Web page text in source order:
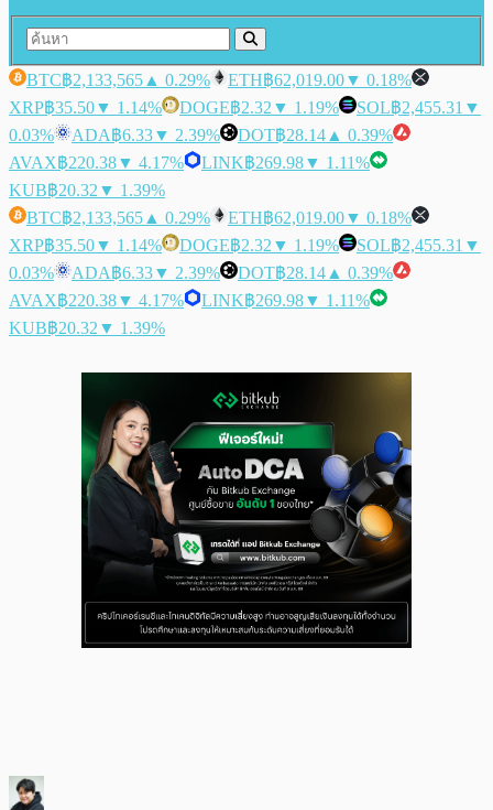
BTC฿2,133,565 ▲ 0.29% ETH฿62,019.00▼ 0.18%
XRP฿35.50▼ 1.14% DOGE฿2.32 ▼ 1.19% SOL฿2,455.31 ▼
0.03%
ADA฿6.33▼ 2.39% DOT฿28.14 ▲ 0.39%
AVAX฿220.38▼ 4.17% LINK฿269.98▼ 1.11%
KUB฿20.32 ▼ 1.39%
BTC฿2,133,565 ▲ 0.29% ETH฿62,019.00▼ 0.18%
XRP฿35.50▼ 1.14% DOGE฿2.32 ▼ 1.19% SOL฿2,455.31 ▼
0.03%
ADA฿6.33▼ 2.39% DOT฿28.14 ▲ 0.39%
AVAX฿220.38▼ 4.17% LINK฿269.98▼ 1.11%
KUB฿20.32 ▼ 1.39%